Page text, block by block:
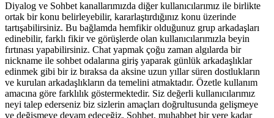
Diyalog ve Sohbet kanallarımızda diğer kullanıcılarımız ile birlikte
ortak bir konu belirleyebilir, kararlaştırdığınız konu üzerinde
tartışabilirsiniz. Bu bağlamda hemfikir olduğunuz grup arkadaşları
edinebilir, farklı fikir ve görüşlerde olan kullanıcılarımızla beyin
fırtınası yapabilirsiniz. Chat yapmak çoğu zaman algılarda bir
nickname ile sohbet odalarına giriş yaparak günlük arkadaşlıklar
edinmek gibi bir iz bıraksa da aksine uzun yıllar süren dostlukların
ve kurulan arkadaşlıkların da temelini atmaktadır. Özetle kullanım
amacına göre farklılık göstermektedir. Siz değerli kullanıcılarımız
neyi talep ederseniz biz sizlerin amaçları doğrultusunda gelişmeye
ve değişmeye devam edeceğiz. Sohbet, muhabbet bir yere kadar